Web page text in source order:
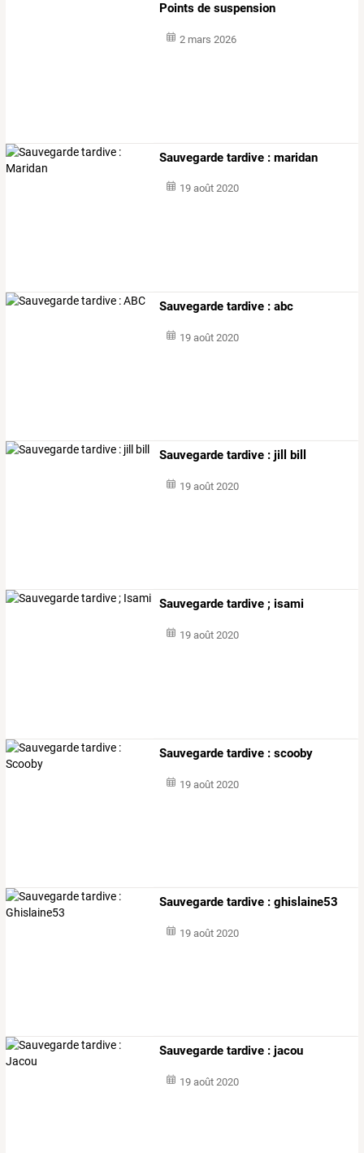
Points de suspension
2 mars 2026
Sauvegarde tardive : maridan
19 août 2020
Sauvegarde tardive : abc
19 août 2020
Sauvegarde tardive : jill bill
19 août 2020
Sauvegarde tardive ; isami
19 août 2020
Sauvegarde tardive : scooby
19 août 2020
Sauvegarde tardive : ghislaine53
19 août 2020
Sauvegarde tardive : jacou
19 août 2020